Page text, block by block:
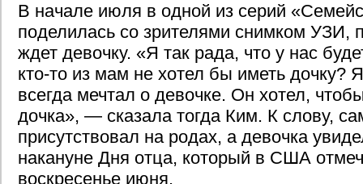
В начале июля в одной из серий
поделилась со зрителями снимком УЗИ,
ждет девочку. «Я так рада, что у нас
кто-то из мам не хотел бы иметь дочку?
всегда мечтал о девочке. Он хотел,
дочка», — сказала тогда Ким. К слову,
присутствовал на родах, а девочка
накануне Дня отца, который в США
воскресенье июня.